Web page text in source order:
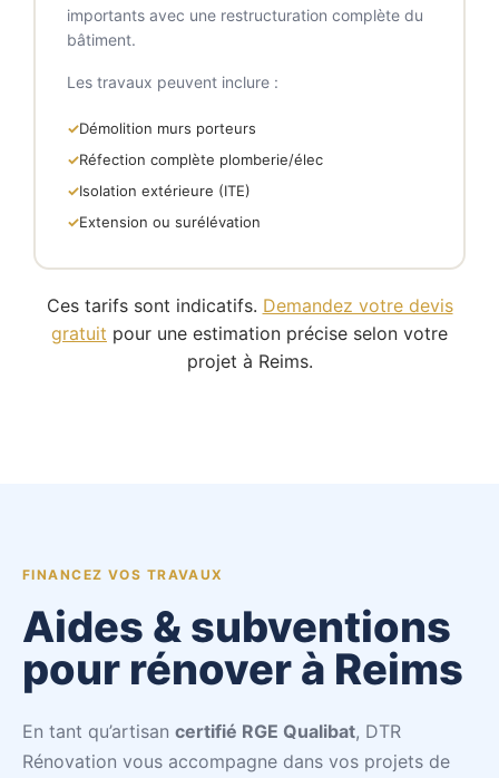
importants avec une restructuration complète du
bâtiment.
Les travaux peuvent inclure :
Démolition murs porteurs
Réfection complète plomberie/élec
Isolation extérieure (ITE)
Extension ou surélévation
Ces tarifs sont indicatifs. Demandez votre devis
gratuit pour une estimation précise selon votre
projet à Reims.
FINANCEZ VOS TRAVAUX
Aides & subventions
pour rénover à Reims
En tant qu’artisan certifié RGE Qualibat, DTR
Rénovation vous accompagne dans vos projets de